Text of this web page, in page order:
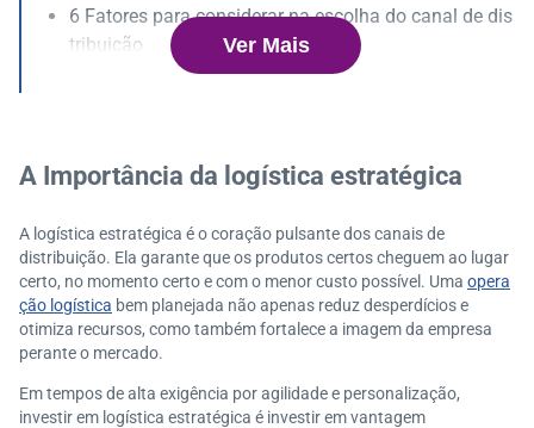
6 Fatores para considerar na escolha do canal de dis
tribuição
Insight estratégico: alinhamento com os valores e pr
Ferramentas estratégicas para apoiar sua decisão
Ver Mais
A Importância da logística estratégica
A logística estratégica é o coração pulsante dos canais de
distribuição. Ela garante que os produtos certos cheguem ao lugar
certo, no momento certo e com o menor custo possível. Uma opera
ção logística bem planejada não apenas reduz desperdícios e
otimiza recursos, como também fortalece a imagem da empresa
perante o mercado.
Em tempos de alta exigência por agilidade e personalização,
investir em logística estratégica é investir em vantagem